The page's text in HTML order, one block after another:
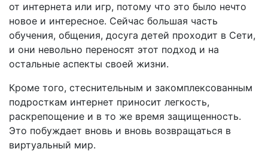
от интернета или игр, потому что это было нечто
новое и интересное. Сейчас большая часть
обучения, общения, досуга детей проходит в Сети,
и они невольно переносят этот подход и на
остальные аспекты своей жизни.
Кроме того, стеснительным и закомплексованным
подросткам интернет приносит легкость,
раскрепощение и в то же время защищенность.
Это побуждает вновь и вновь возвращаться в
виртуальный мир.